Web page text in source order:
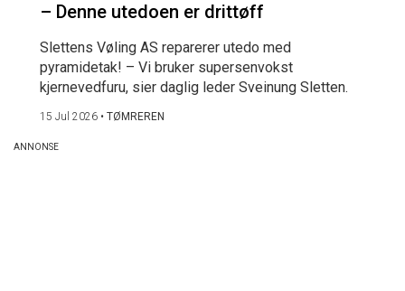
– Denne utedoen er drittøff
Slettens Vøling AS reparerer utedo med
pyramidetak! – Vi bruker supersenvokst
kjernevedfuru, sier daglig leder Sveinung Sletten.
15 Jul 2026 • TØMREREN